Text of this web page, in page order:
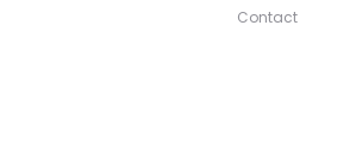
Contact